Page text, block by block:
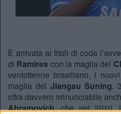
È arrivata ai titoli di coda
di Ramires con la maglia del
ventottenne brasiliano, i
maglia del Jiangsu Suning.
cifra davvero irrinunciabile
Abramovich, che nel 2010,